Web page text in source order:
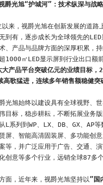
爵光旭“护城河”：技术纵深与战
来，视爵光旭在创新发展的道路
到有，逐步成长为全球领先的
、产品与品牌方面的深厚积累，
1000㎡LED显示屏到行业出口额
产品平台突破亿元的业绩目标，
高歌猛进，连续多年销售额稳健突
光旭始终以建设具有全球视野、
目标，稳步耕耘，不断拓展业务
L系列到WP、LX、DB、GX、AP
屏、智能高清固装屏、多功能创
等，并广泛应用于广告、交通、
创意等多个行业，远销全球87多
面，近年来，视爵光旭坚持以”国